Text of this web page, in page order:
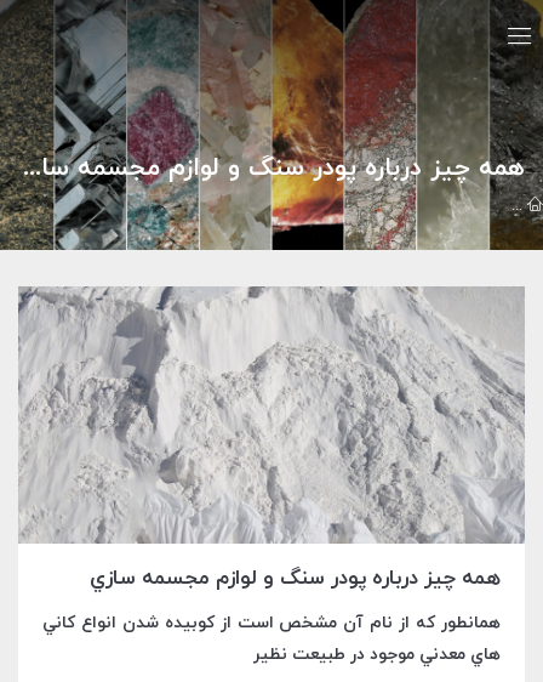
همه چيز درباره پودر سنگ و لوازم مجسمه سازي
مقالات سنگ هاي تزئيني همه چيز درباره پودر سنگ و لوازم مجسمه
همه چيز درباره پودر سنگ و لوازم مجسمه سازي
همانطور که از نام آن مشخص است از کوبيده شدن انواع کاني
هاي معدني موجود در طبيعت نظير